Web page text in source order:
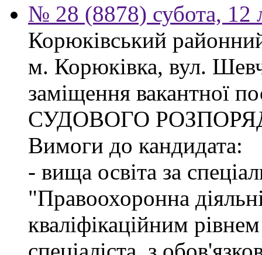
№ 28 (8878) субота, 12
Корюківський
м. Корюківка, вул.
заміщення вакантної
СУДОВОГО
Вимоги до кандидата:
- вища освіта за
"Правоохоронна
кваліфікаційним